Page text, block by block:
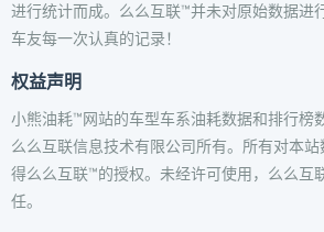
进行统计而成。么么互联™并未对原始数据进
车友每一次认真的记录！
权益声明
小熊油耗™网站的车型车系油耗数据和排行榜
么么互联信息技术有限公司所有。所有对本
得么么互联™的授权。未经许可使用，么么互
任。